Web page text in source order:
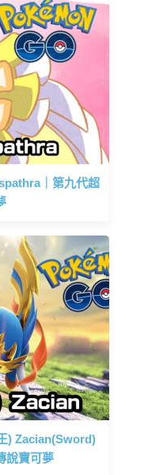
｜第九代超
) Zacian(Sword)
說寶可夢